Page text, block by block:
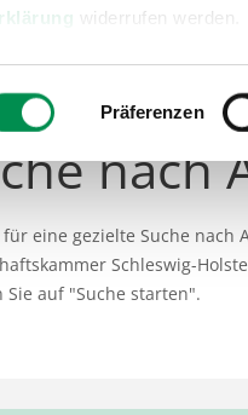
widerrufen werden.
Präferenzen
nach
für eine gezielte Suche
Schleswig-
Sie auf "Suche starten".